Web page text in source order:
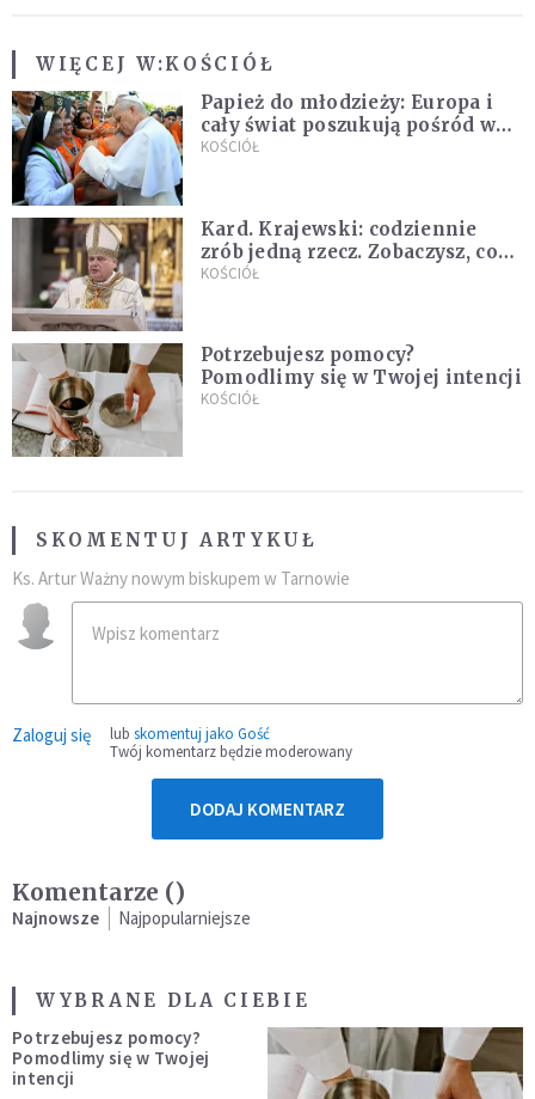
WIĘCEJ W:KOŚCIÓŁ
Papież do młodzieży: Europa i
cały świat poszukują pośród was
nowych świętych
KOŚCIÓŁ
Kard. Krajewski: codziennie
zrób jedną rzecz. Zobaczysz, co
stanie się z twoim życiem
KOŚCIÓŁ
Potrzebujesz pomocy?
Pomodlimy się w Twojej intencji
KOŚCIÓŁ
SKOMENTUJ ARTYKUŁ
Ks. Artur Ważny nowym biskupem w Tarnowie
Zaloguj się lub skomentuj jako Gość
Twój komentarz będzie moderowany
DODAJ KOMENTARZ
Komentarze ()
Najnowsze Najpopularniejsze
WYBRANE DLA CIEBIE
Potrzebujesz pomocy?
Pomodlimy się w Twojej
intencji